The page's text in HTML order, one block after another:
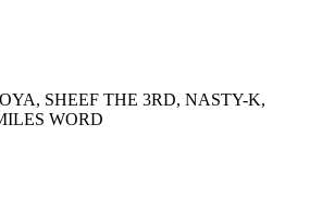
SHEEF THE 3RD, NASTY-K,
WORD